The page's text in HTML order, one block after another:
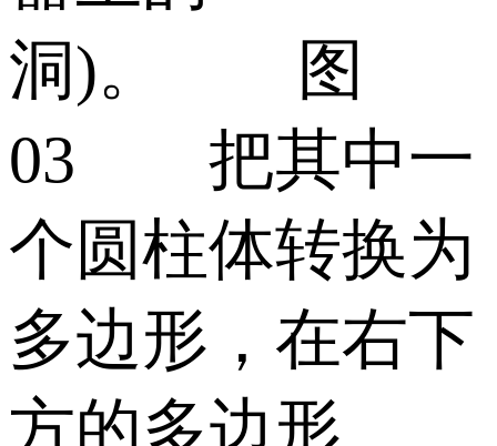
洞)。 图
03 把其中一
个圆柱体转换为
多边形，在右下
方的多边形